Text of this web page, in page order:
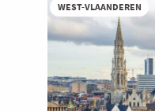
WEST-VLAANDEREN